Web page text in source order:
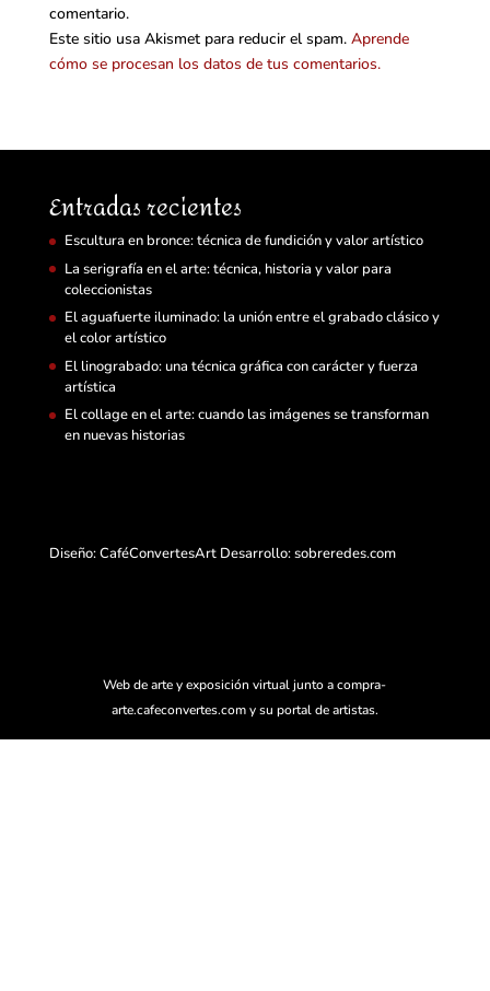
comentario.
Este sitio usa Akismet para reducir el spam. Aprende
cómo se procesan los datos de tus comentarios.
Entradas recientes
Escultura en bronce: técnica de fundición y valor artístico
La serigrafía en el arte: técnica, historia y valor para
coleccionistas
El aguafuerte iluminado: la unión entre el grabado clásico y
el color artístico
El linograbado: una técnica gráfica con carácter y fuerza
artística
El collage en el arte: cuando las imágenes se transforman
en nuevas historias
Diseño: CaféConvertesArt Desarrollo:sobreredes.com
Web de arte y exposición virtual junto a compra-
arte.cafeconvertes.com y su portal de artistas.